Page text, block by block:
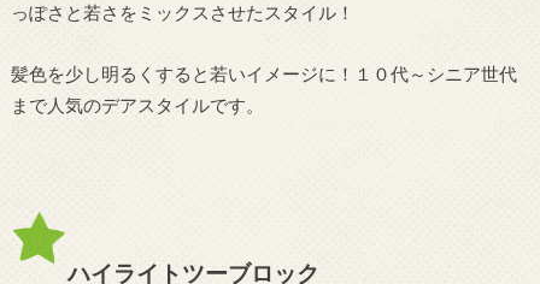
っぽさと若さをミックスさせたスタイル！
髪色を少し明るくすると若いイメージに！１０代～シニア世代
まで人気のデアスタイルです。
ハイライトツーブロック